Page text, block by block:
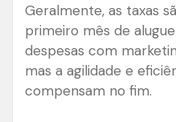
Geralmente, as taxas
primeiro mês de
despesas com
mas a agilidade e
compensam no fim.